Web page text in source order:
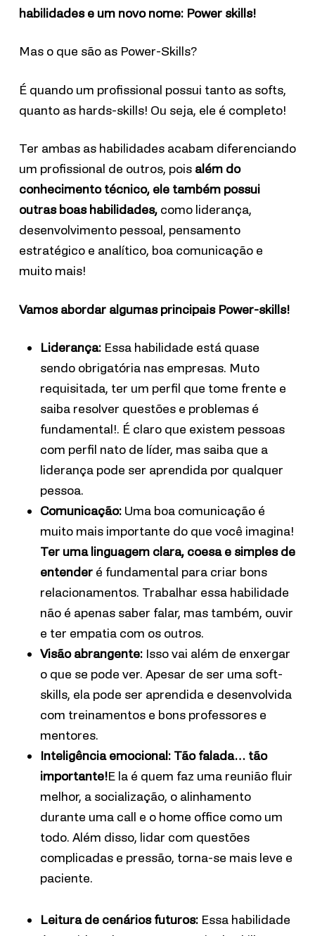
habilidades e um novo nome: Power skills!
Mas o que são as Power-Skills?
É quando um profissional possui tanto as softs,
quanto as hards-skills! Ou seja, ele é completo!
Ter ambas as habilidades acabam diferenciando
um profissional de outros, pois além do
conhecimento técnico, ele também possui
outras boas habilidades, como liderança,
desenvolvimento pessoal, pensamento
estratégico e analítico, boa comunicação e
muito mais!
Vamos abordar algumas principais Power-skills!
Liderança:Essa habilidade está quase
sendo obrigatória nas empresas. Muto
requisitada, ter um perfil que tome frente e
saiba resolver questões e problemas é
fundamental!. É claro que existem pessoas
com perfil nato de líder, mas saiba que a
liderança pode ser aprendida por qualquer
pessoa.
Comunicação: Uma boa comunicação é
muito mais importante do que você imagina!
Ter uma linguagem clara, coesa e simples de
entender é fundamental para criar bons
relacionamentos. Trabalhar essa habilidade
não é apenas saber falar, mas também, ouvir
e ter empatia com os outros.
Visão abrangente: Isso vai além de enxergar
o que se pode ver. Apesar de ser uma soft-
skills, ela pode ser aprendida e desenvolvida
com treinamentos e bons professores e
mentores.
Inteligência emocional: Tão falada… tão
importante!E la é quem faz uma reunião fluir
melhor, a socialização, o alinhamento
durante uma call e o home office como um
todo. Além disso, lidar com questões
complicadas e pressão, torna-se mais leve e
paciente.
Leitura de cenários futuros: Essa habilidade